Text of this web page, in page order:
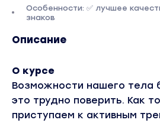
Особенности: ✅ лучшее
знаков
Описание
О курсе
Возможности нашего тела
это трудно поверить. Как
приступаем к активным